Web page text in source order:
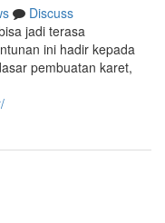
Discuss
jadi terasa
ini hadir kepada
pembuatan karet,